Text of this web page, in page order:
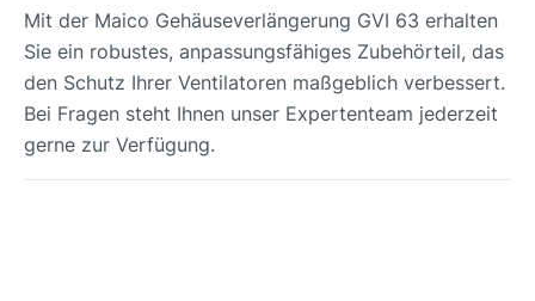
Mit der Maico Gehäuseverlängerung GVI 63 erhalten
Sie ein robustes, anpassungsfähiges Zubehörteil, das
den Schutz Ihrer Ventilatoren maßgeblich verbessert.
Bei Fragen steht Ihnen unser Expertenteam jederzeit
gerne zur Verfügung.